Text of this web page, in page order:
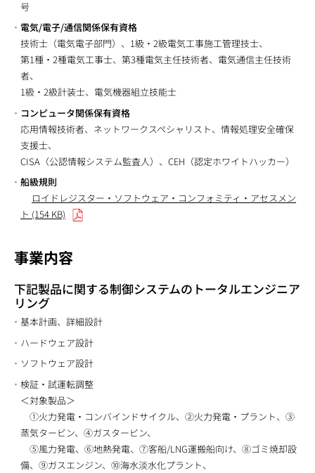
号
電気/電子/通信関係保有資格
技術士（電気電子部門）、1級・2級電気工事施工管理技士、
第1種・2種電気工事士、第3種電気主任技術者、電気通信主任技術
者、
1級・2級計装士、電気機器組立技能士
コンピュータ関係保有資格
応用情報技術者、ネットワークスペシャリスト、情報処理安全確保
支援士、
CISA（公認情報システム監査人）、CEH（認定ホワイトハッカー）
船級規則
ロイドレジスター・ソフトウェア・コンフォミティ・アセスメン
ト (154 KB)
事業内容
下記製品に関する制御システムのトータルエンジニア
リング
基本計画、詳細設計
ハードウェア設計
ソフトウェア設計
検証・試運転調整
＜対象製品＞
①火力発電・コンバインドサイクル、②火力発電・プラント、③
蒸気タービン、④ガスタービン、
⑤風力発電、⑥地熱発電、⑦客船/LNG運搬船向け、⑧ゴミ焼却設
備、⑨ガスエンジン、⑩海水淡水化プラント、